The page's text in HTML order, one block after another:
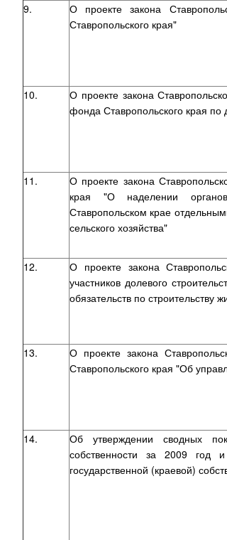
9.
О проекте закона
Ставропольского края"
10.
О проекте закона
фонда Ставропольского края
11.
О проекте закона
края "О наделении
Ставропольском крае
сельского хозяйства"
12.
О проекте закона
участников долевого
обязательств по строительству
13.
О проекте закона
Ставропольского края "Об
14.
Об утверждении сводных
собственности за 2009 год
государственной (краевой)